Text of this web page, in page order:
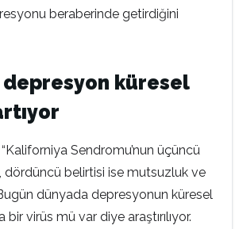
beraberinde getirdiğini
depresyon küresel
“Kaliforniya Sendromu’nun üçüncü
dördüncü belirtisi ise mutsuzluk ve
dünyada depresyonun küresel
bir virüs mü var diye araştırılıyor.